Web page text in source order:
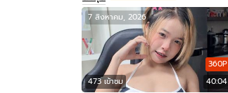
473 เข้าชม 40:04
360P
7 สิงหาคม, 2026